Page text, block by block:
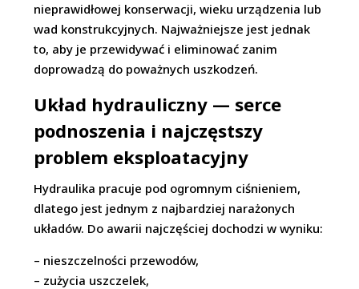
nieprawidłowej konserwacji, wieku urządzenia lub
wad konstrukcyjnych. Najważniejsze jest jednak
to, aby je przewidywać i eliminować zanim
doprowadzą do poważnych uszkodzeń.
Układ hydrauliczny — serce
podnoszenia i najczęstszy
problem eksploatacyjny
Hydraulika pracuje pod ogromnym ciśnieniem,
dlatego jest jednym z najbardziej narażonych
układów. Do awarii najczęściej dochodzi w wyniku:
– nieszczelności przewodów,
– zużycia uszczelek,